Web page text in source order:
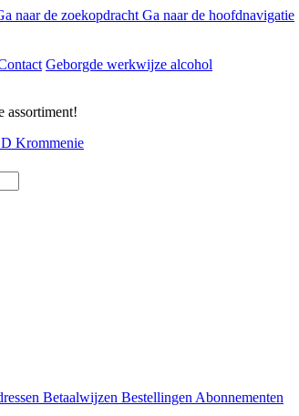
naar de zoekopdracht Ga naar de hoofdnavigatie
Geborgde werkwijze alcohol
assortiment!
Krommenie
Betaalwijzen Bestellingen Abonnementen